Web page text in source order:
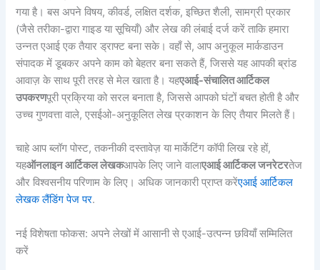
गया है। बस अपने विषय, कीवर्ड, लक्षित दर्शक, इच्छित शैली, सामग्री प्रकार
(जैसे तरीका-द्वारा गाइड या सूचियाँ) और लेख की लंबाई दर्ज करें ताकि हमारा
उन्नत एआई एक तैयार ड्राफ्ट बना सके। वहाँ से, आप अनुकूल मार्कडाउन
संपादक में डूबकर अपने काम को बेहतर बना सकते हैं, जिससे यह आपकी ब्रांड
आवाज़ के साथ पूरी तरह से मेल खाता है। यहएआई-संचालित आर्टिकल
उपकरणपूरी प्रक्रिया को सरल बनाता है, जिससे आपको घंटों बचत होती है और
उच्च गुणवत्ता वाले, एसईओ-अनुकूलित लेख प्रकाशन के लिए तैयार मिलते हैं।
चाहे आप ब्लॉग पोस्ट, तकनीकी दस्तावेज़ या मार्केटिंग कॉपी लिख रहे हों,
यहऑनलाइन आर्टिकल लेखकआपके लिए जाने वालाएआई आर्टिकल जनरेटरतेज
और विश्वसनीय परिणाम के लिए। अधिक जानकारी प्राप्त करेंएआई आर्टिकल
लेखक लैंडिंग पेज पर.
नई विशेषता फोकस: अपने लेखों में आसानी से एआई-उत्पन्न छवियाँ सम्मिलित
करें